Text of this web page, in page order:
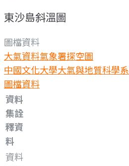
東沙島斜溫圖
圖檔資料
大氣資料氣象署探空圖
中國文化大學大氣與地質科學系
圖檔資料
資料
集詮
釋資
料
資料